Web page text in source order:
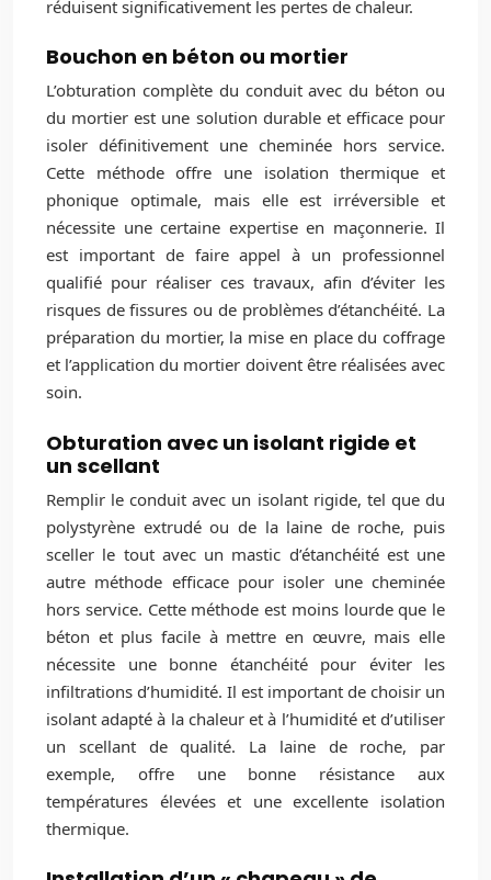
réduisent significativement les pertes de chaleur.
Bouchon en béton ou mortier
L’obturation complète du conduit avec du béton ou
du mortier est une solution durable et efficace pour
isoler définitivement une cheminée hors service.
Cette méthode offre une isolation thermique et
phonique optimale, mais elle est irréversible et
nécessite une certaine expertise en maçonnerie. Il
est important de faire appel à un professionnel
qualifié pour réaliser ces travaux, afin d’éviter les
risques de fissures ou de problèmes d’étanchéité. La
préparation du mortier, la mise en place du coffrage
et l’application du mortier doivent être réalisées avec
soin.
Obturation avec un isolant rigide et
un scellant
Remplir le conduit avec un isolant rigide, tel que du
polystyrène extrudé ou de la laine de roche, puis
sceller le tout avec un mastic d’étanchéité est une
autre méthode efficace pour isoler une cheminée
hors service. Cette méthode est moins lourde que le
béton et plus facile à mettre en œuvre, mais elle
nécessite une bonne étanchéité pour éviter les
infiltrations d’humidité. Il est important de choisir un
isolant adapté à la chaleur et à l’humidité et d’utiliser
un scellant de qualité. La laine de roche, par
exemple, offre une bonne résistance aux
températures élevées et une excellente isolation
thermique.